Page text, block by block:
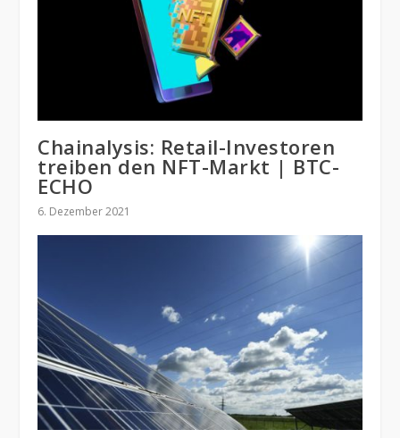
Chainalysis: Retail-Investoren
treiben den NFT-Markt | BTC-
ECHO
6. Dezember 2021